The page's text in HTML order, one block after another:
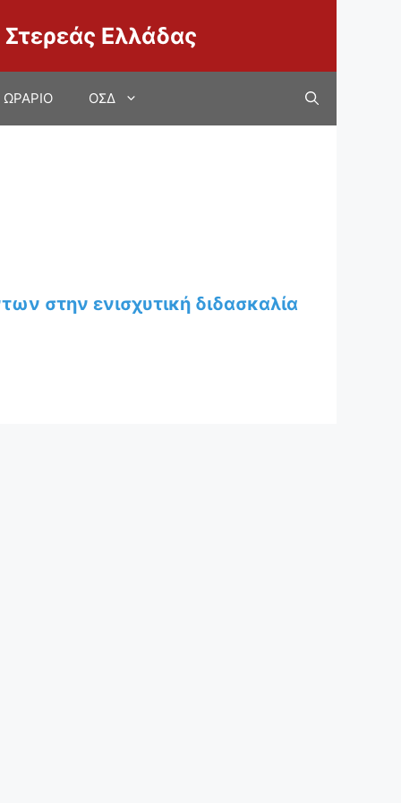
Ελλάδας
ΩΡΑΡΙΟ ΟΣΔ
στην ενισχυτική διδασκαλία